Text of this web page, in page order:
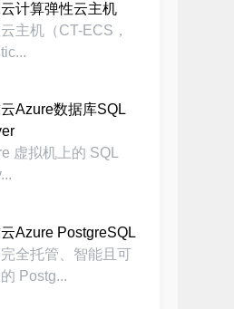
计算弹性云主机
主机（CT-ECS，
Azure数据库SQL
虚拟机上的 SQL
Azure PostgreSQL
全托管、智能且可
Postg...